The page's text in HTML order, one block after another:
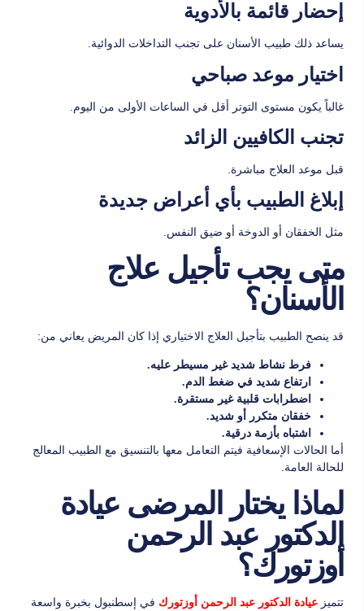
إحضار قائمة بالأدوية
يساعد ذلك طبيب الأسنان على تجنب التداخلات الدوائية.
اختيار موعد صباحي
غالباً يكون مستوى التوتر أقل في الساعات الأولى من اليوم.
تجنب الكافيين الزائد
قبل موعد العلاج مباشرة.
إبلاغ الطبيب بأي أعراض جديدة
مثل الخفقان أو الدوخة أو ضيق النفس.
متى يجب تأجيل علاج
الأسنان؟
قد ينصح الطبيب بتأجيل العلاج الاختياري إذا كان المريض يعاني من:
فرط نشاط شديد غير مسيطر عليه.
ارتفاع شديد في ضغط الدم.
اضطرابات قلبية غير مستقرة.
خفقان متكرر أو شديد.
اشتباه بأزمة درقية.
أما الحالات الإسعافية فيتم التعامل معها بالتنسيق مع الطبيب المعالج
للحالة العامة.
لماذا يختار المرضى عيادة
الدكتور عبد الرحمن
أوزتورك؟
تتميز عيادة الدكتور عبد الرحمن أوزتورك في إسطنبول بخبرة واسعة